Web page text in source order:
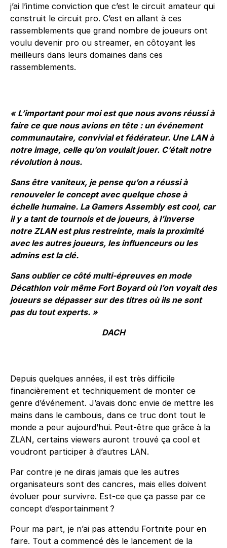
j’ai l’intime conviction que c’est le circuit amateur qui
construit le circuit pro. C’est en allant à ces
rassemblements que grand nombre de joueurs ont
voulu devenir pro ou streamer, en côtoyant les
meilleurs dans leurs domaines dans ces
rassemblements.
« L’important pour moi est que nous avons réussi à
faire ce que nous avions en tête : un événement
communautaire, convivial et fédérateur. Une LAN à
notre image, celle qu’on voulait jouer. C’était notre
révolution à nous.
Sans être vaniteux, je pense qu’on a réussi à
renouveler le concept avec quelque chose à
échelle humaine. La Gamers Assembly est cool, car
il y a tant de tournois et de joueurs, à l’inverse
notre ZLAN est plus restreinte, mais la proximité
avec les autres joueurs, les influenceurs ou les
admins est la clé.
Sans oublier ce côté multi-épreuves en mode
Décathlon voir même Fort Boyard où l’on voyait des
joueurs se dépasser sur des titres où ils ne sont
pas du tout experts. »
DACH
Depuis quelques années, il est très difficile
financièrement et techniquement de monter ce
genre d’événement. J’avais donc envie de mettre les
mains dans le cambouis, dans ce truc dont tout le
monde a peur aujourd’hui. Peut-être que grâce à la
ZLAN, certains viewers auront trouvé ça cool et
voudront participer à d’autres LAN.
Par contre je ne dirais jamais que les autres
organisateurs sont des cancres, mais elles doivent
évoluer pour survivre. Est-ce que ça passe par ce
concept d’esportainment ?
Pour ma part, je n’ai pas attendu Fortnite pour en
faire. Tout a commencé dès le lancement de la